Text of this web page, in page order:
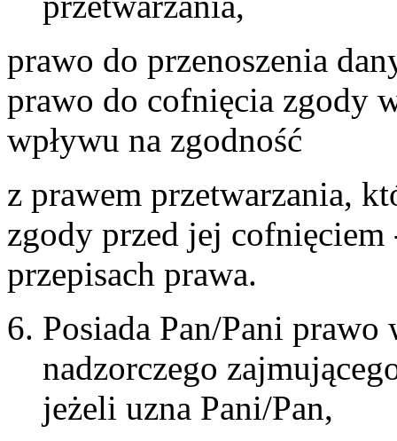
prawo do przenoszenia
prawo do cofnięcia zgody
wpływu na zgodność
z prawem przetwarzania,
zgody przed jej
przepisach prawa.
Posiada Pan/Pani
nadzorczego
jeżeli uzna Pani/Pan,